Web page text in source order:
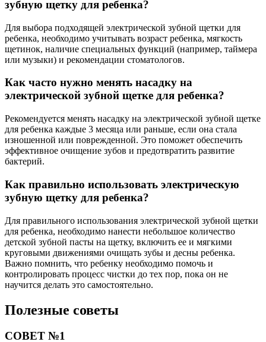
зубную щетку для ребенка?
Для выбора подходящей электрической зубной щетки для
ребенка, необходимо учитывать возраст ребенка, мягкость
щетинок, наличие специальных функций (например, таймера
или музыки) и рекомендации стоматологов.
Как часто нужно менять насадку на
электрической зубной щетке для ребенка?
Рекомендуется менять насадку на электрической зубной щетке
для ребенка каждые 3 месяца или раньше, если она стала
изношенной или поврежденной. Это поможет обеспечить
эффективное очищение зубов и предотвратить развитие
бактерий.
Как правильно использовать электрическую
зубную щетку для ребенка?
Для правильного использования электрической зубной щетки
для ребенка, необходимо нанести небольшое количество
детской зубной пасты на щетку, включить ее и мягкими
круговыми движениями очищать зубы и десны ребенка.
Важно помнить, что ребенку необходимо помочь и
контролировать процесс чистки до тех пор, пока он не
научится делать это самостоятельно.
Полезные советы
СОВЕТ №1